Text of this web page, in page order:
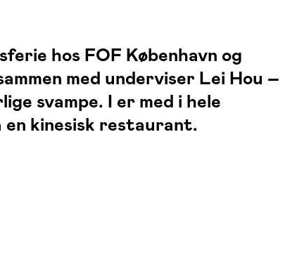
hos FOF København og
med underviser Lei Hou –
svampe. I er med i hele
en kinesisk restaurant.